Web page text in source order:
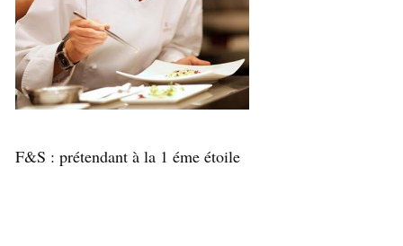
F&S : prétendant à la 1 éme étoile